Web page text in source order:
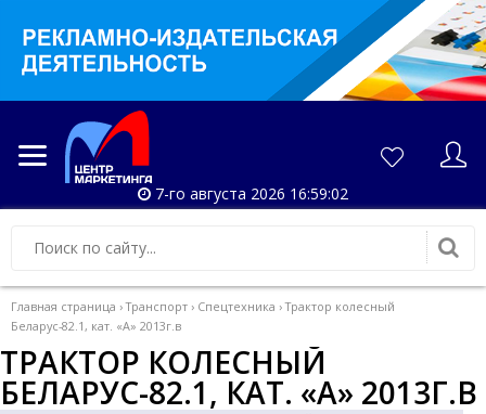
7-го августа 2026 16:59:03
Главная страница › Транспорт › Спецтехника › Трактор колесный
Беларус-82.1, кат. «А» 2013г.в
ТРАКТОР КОЛЕСНЫЙ
БЕЛАРУС-82.1, КАТ. «А» 2013Г.В